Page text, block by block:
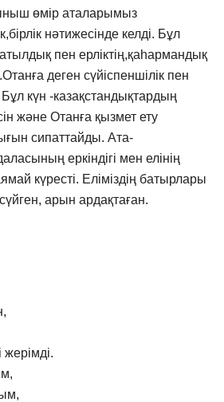
өмір аталарымыз
нәтижесінде келді. Бұл
пен ерліктің,қаһармандық
деген сүйіспеншілік пен
күн -казақстандықтардың
және Отанға қызмет ету
сипаттайды. Ата-
еркіндігі мен елінің
күресті. Еліміздің батырлары
арын ардақтаған.